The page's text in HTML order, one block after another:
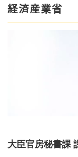
経済産業省
大臣官房秘書課